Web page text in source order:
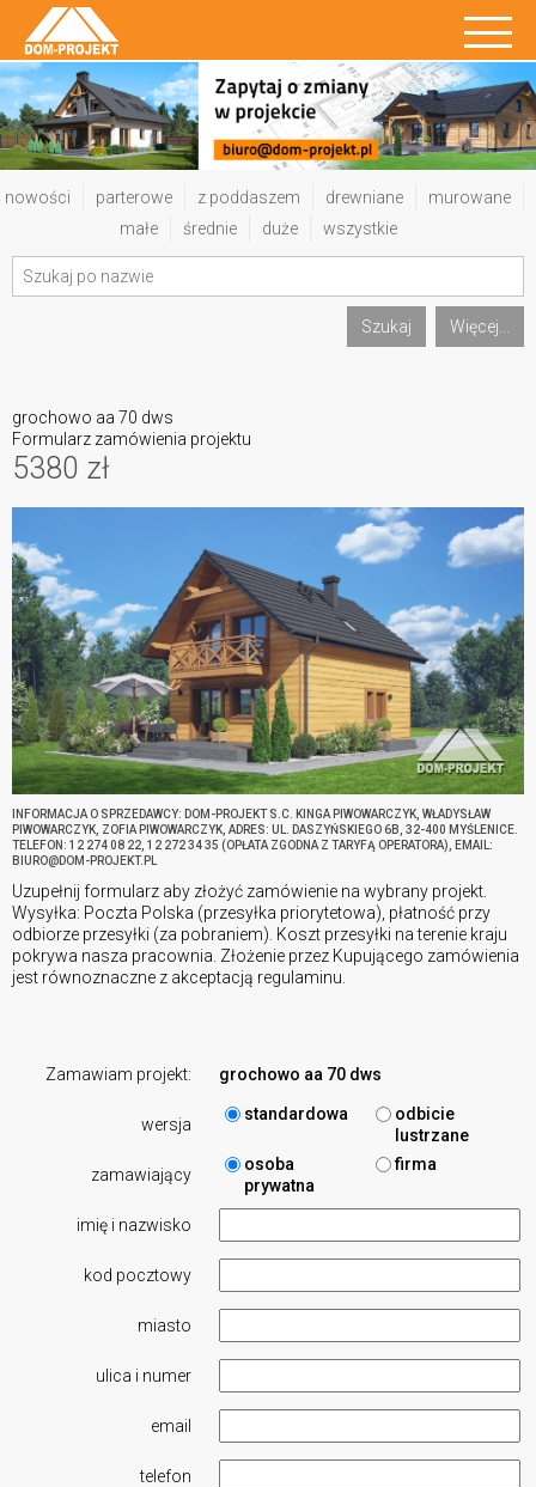
nowości parterowe z poddaszem drewniane
murowane
małe
średnie duże wszystkie
Szukaj Więcej...
5380 zł
grochowo aa 70 dws
Formularz zamówienia projektu
INFORMACJA O SPRZEDAWCY: DOM-PROJEKT S.C. KINGA PIWOWARCZYK, WŁADYSŁAW
PIWOWARCZYK, ZOFIA PIWOWARCZYK, ADRES: UL. DASZYŃSKIEGO 6B, 32-400 MYŚLENICE.
TELEFON: 12 274 08 22, 12 272 34 35 (OPŁATA ZGODNA Z TARYFĄ OPERATORA), EMAIL:
BIURO@DOM-PROJEKT.PL
Uzupełnij formularz aby złożyć zamówienie na wybrany projekt.
Wysyłka: Poczta Polska (przesyłka priorytetowa), płatność przy
odbiorze przesyłki (za pobraniem). Koszt przesyłki na terenie kraju
pokrywa nasza pracownia. Złożenie przez Kupującego zamówienia
jest równoznaczne z akceptacją regulaminu.
Zamawiam projekt: grochowo aa 70 dws
wersja
standardowa
odbicie
lustrzane
zamawiający
osoba
prywatna
firma
imię i nazwisko
kod pocztowy
miasto
ulica i numer
email
telefon